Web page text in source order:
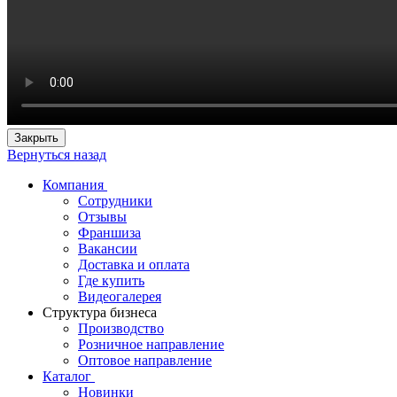
Закрыть
Вернуться назад
Компания
Сотрудники
Отзывы
Франшиза
Вакансии
Доставка и оплата
Где купить
Видеогалерея
Структура бизнеса
Производство
Розничное направление
Оптовое направление
Каталог
Новинки